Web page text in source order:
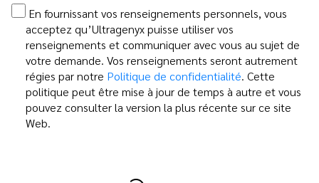
En fournissant vos renseignements personnels, vous
acceptez qu’Ultragenyx puisse utiliser vos
renseignements et communiquer avec vous au sujet de
votre demande. Vos renseignements seront autrement
régies par notre Politique de confidentialité. Cette
politique peut être mise à jour de temps à autre et vous
pouvez consulter la version la plus récente sur ce site
Web.